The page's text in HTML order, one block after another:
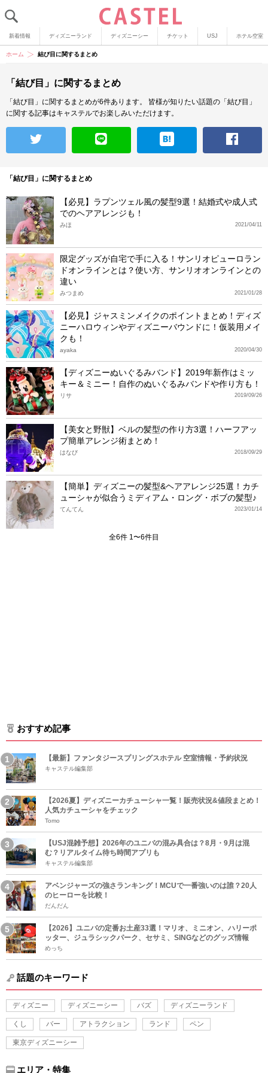
新着情報 ディズニーランド ディズニーシー チケット USJ ホテル空室
ホーム 結び目に関するまとめ
「結び目」に関するまとめ
「結び目」に関するまとめが6件あります。
皆様が知りたい話題の「結び目」
に関する記事はキャステルでお楽しみいただけます。
「結び目」に関するまとめ
【必見】ラプンツェル風の髪型9選！結婚式や成人式
でのヘアアレンジも！
2021/04/11
みほ
限定グッズが自宅で手に入る！サンリオピューロラン
ドオンラインとは？使い方、サンリオオンラインとの
違い
2021/01/28
みつまめ
【必見】ジャスミンメイクのポイントまとめ！ディズ
ニーハロウィンやディズニーバウンドに！仮装用メイ
クも！
2020/04/30
ayaka
【ディズニーぬいぐるみバンド】2019年新作はミッ
キー＆ミニー！自作のぬいぐるみバンドや作り方も！
2019/09/26
リサ
【美女と野獣】ベルの髪型の作り方3選！ハーフアッ
プ簡単アレンジ術まとめ！
2018/09/29
はなび
【簡単】ディズニーの髪型&ヘアアレンジ25選！カチ
ューシャが似合うミディアム・ロング・ボブの髪型♪
2023/01/14
てんてん
全6件 1〜6件目
おすすめ記事
【最新】ファンタジースプリングスホテル 空室情報・予約状況
キャステル編集部
【2026夏】ディズニーカチューシャ一覧！販売状況&値段まとめ！
人気カチューシャをチェック
Tomo
【USJ混雑予想】2026年のユニバの混み具合は？8月・9月は混
む？リアルタイム待ち時間アプリも
キャステル編集部
アベンジャーズの強さランキング！MCUで一番強いのは誰？20人
のヒーローを比較！
だんだん
【2026】ユニバの定番お土産33選！マリオ、ミニオン、ハリーポ
ッター、ジュラシックパーク、セサミ、SINGなどのグッズ情報
めっち
話題のキーワード
ディズニー ディズニーシー バズ ディズニーランド
くし バー アトラクション ランド ペン
東京ディズニーシー
エリア・特集